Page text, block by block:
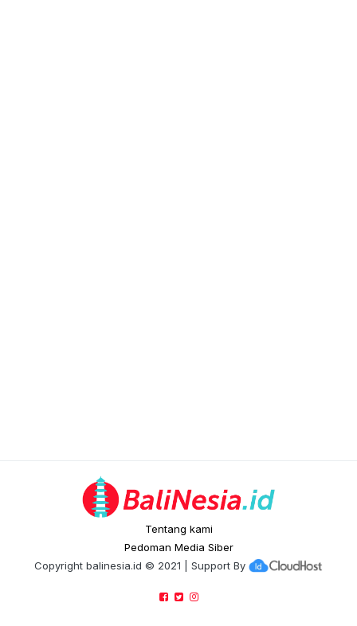
Tentang kami
Pedoman Media Siber
Copyright balinesia.id © 2021 | Support By